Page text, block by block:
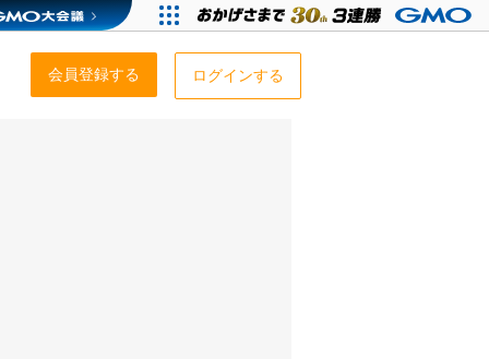
会員登録する ログインする